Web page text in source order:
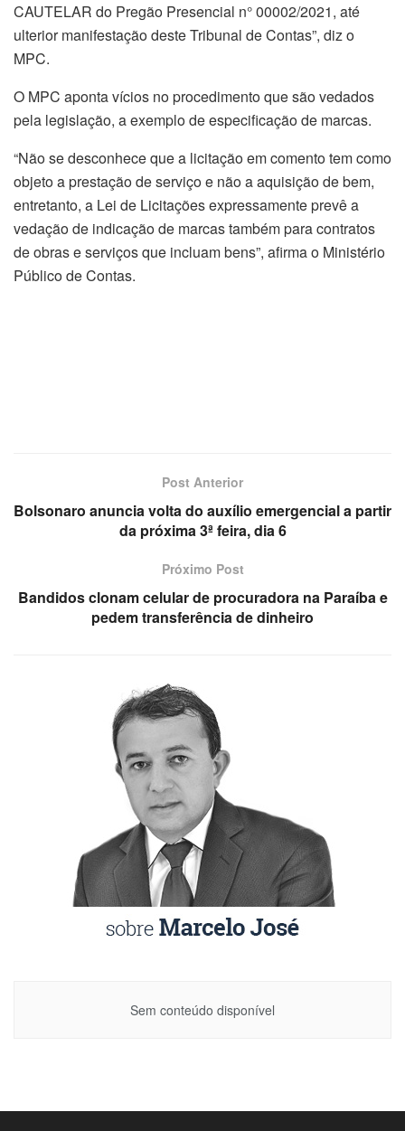
CAUTELAR do Pregão Presencial n° 00002/2021, até
ulterior manifestação deste Tribunal de Contas”, diz o
MPC.
O MPC aponta vícios no procedimento que são vedados
pela legislação, a exemplo de especificação de marcas.
“Não se desconhece que a licitação em comento tem como
objeto a prestação de serviço e não a aquisição de bem,
entretanto, a Lei de Licitações expressamente prevê a
vedação de indicação de marcas também para contratos
de obras e serviços que incluam bens”, afirma o Ministério
Público de Contas.
Post Anterior
Bolsonaro anuncia volta do auxílio emergencial a partir
da próxima 3ª feira, dia 6
Próximo Post
Bandidos clonam celular de procuradora na Paraíba e
pedem transferência de dinheiro
Sem conteúdo disponível